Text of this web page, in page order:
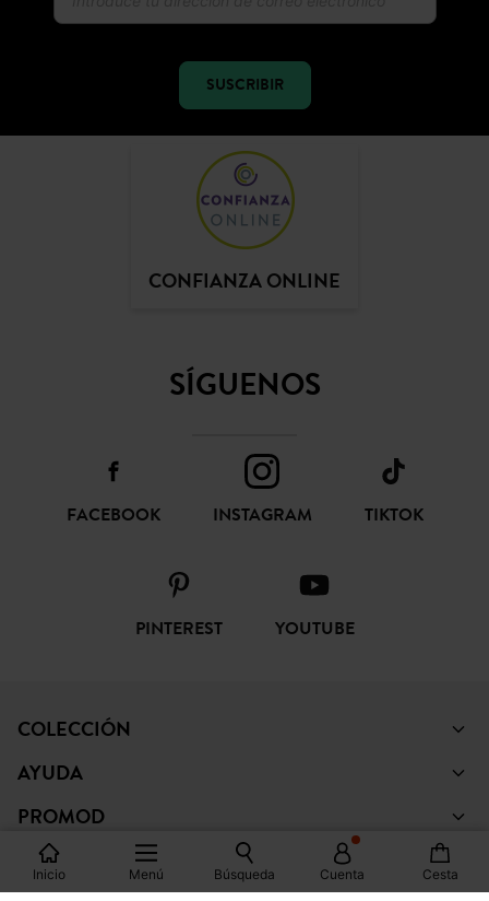
Inicio Menú Búsqueda Cuenta Cesta
SUSCRIBIR
CONFIANZA ONLINE
SÍGUENOS
FACEBOOK INSTAGRAM TIKTOK
PINTEREST YOUTUBE
COLECCIÓN
AYUDA
PROMOD
LEGAL